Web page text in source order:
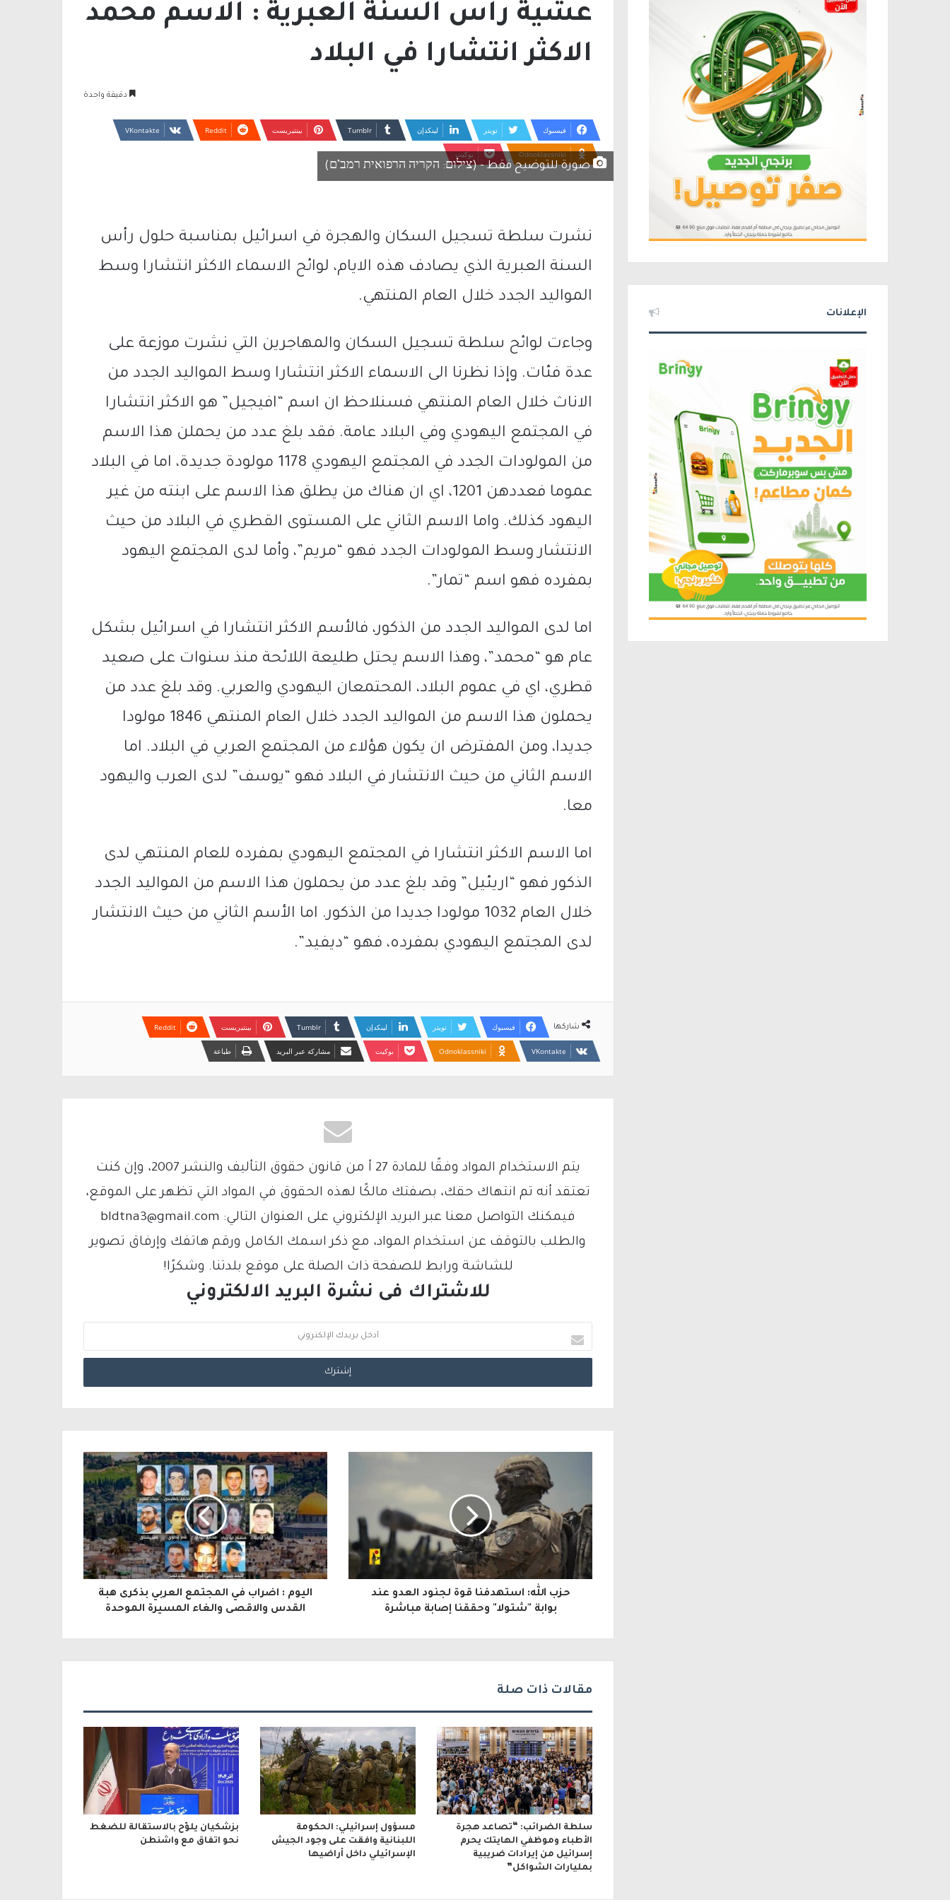
عشية راس السنة العبرية : الاسم محمد
الاكثر انتشارا في البلاد
دقيقة واحدة
فيسبوك تويتر لينكدإن بينتيريست
Odnoklassniki بوكيت
صورة للتوضيح فقط - (צילום: הקריה הרפואית רמב"ם)
نشرت سلطة تسجيل السكان والهجرة في اسرائيل بمناسبة حلول رأس
السنة العبرية الذي يصادف هذه الايام، لوائح الاسماء الاكثر انتشارا وسط
المواليد الجدد خلال العام المنتهي.
وجاءت لوائح سلطة تسجيل السكان والمهاجرين التي نشرت موزعة على
عدة فئات. وإذا نظرنا الى الاسماء الاكثر انتشارا وسط المواليد الجدد من
الاناث خلال العام المنتهي فسنلاحظ ان اسم “افيجيل” هو الاكثر انتشارا
في المجتمع اليهودي وفي البلاد عامة. فقد بلغ عدد من يحملن هذا الاسم
من المولودات الجدد في المجتمع اليهودي 1178 مولودة جديدة، اما في البلاد
عموما فعددهن 1201، اي ان هناك من يطلق هذا الاسم على ابنته من غير
اليهود كذلك. واما الاسم الثاني على المستوى القطري في البلاد من حيث
الانتشار وسط المولودات الجدد فهو “مريم”، وأما لدى المجتمع اليهود
بمفرده فهو اسم “تمار”.
اما لدى المواليد الجدد من الذكور، فالأسم الاكثر انتشارا في اسرائيل بشكل
عام هو “محمد”، وهذا الاسم يحتل طليعة اللائحة منذ سنوات على صعيد
قطري، اي في عموم البلاد، المحتمعان اليهودي والعربي. وقد بلغ عدد من
يحملون هذا الاسم من المواليد الجدد خلال العام المنتهي 1846 مولودا
جديدا، ومن المفترض ان يكون هؤلاء من المجتمع العربي في البلاد. اما
الاسم الثاني من حيث الانتشار في البلاد فهو “يوسف” لدى العرب واليهود
معا.
اما الاسم الاكثر انتشارا في المجتمع اليهودي بمفرده للعام المنتهي لدى
الذكور فهو “اريئيل” وقد بلغ عدد من يحملون هذا الاسم من المواليد الجدد
خلال العام 1032 مولودا جديدا من الذكور. اما الأسم الثاني من حيث الانتشار
لدى المجتمع اليهودي بمفرده، فهو “ديفيد”.
شاركها فيسبوك تويتر لينكدإن بينتيريست
Odnoklassniki بوكيت مشاركة عبر البريد طباعة
يتم الاستخدام المواد وفقًا للمادة 27 أ من قانون حقوق التأليف والنشر 2007، وإن كنت
تعتقد أنه تم انتهاك حقك، بصفتك مالكًا لهذه الحقوق في المواد التي تظهر على الموقع،
فيمكنك التواصل معنا عبر البريد الإلكتروني على العنوان التالي: bldtna3@gmail.com
والطلب بالتوقف عن استخدام المواد، مع ذكر اسمك الكامل ورقم هاتفك وإرفاق تصوير
للشاشة ورابط للصفحة ذات الصلة على موقع بلدتنا. وشكرًا!
للاشتراك فى نشرة البريد الالكتروني
د
خ
ل
ب
د
ك
ا
ل
و
ن
ي
حزب الله: استهدفنا قوة لجنود العدو عند
بوابة "شتولا" وحققنا إصابة مباشرة
اليوم : اضراب في المجتمع العربي بذكرى هبة
القدس والاقصى والغاء المسيرة الموحدة
مقالات ذات صلة
سلطة الضرائب: “تصاعد هجرة
الأطباء وموظفي الهايتك يحرم
إسرائيل من إيرادات ضريبية
بمليارات الشواكل”
مسؤول إسرائيلي: الحكومة
اللبنانية وافقت على وجود الجيش
الإسرائيلي داخل أراضيها
بزشكيان يلوّح بالاستقالة للضغط
نحو اتفاق مع واشنطن
الإعلانات